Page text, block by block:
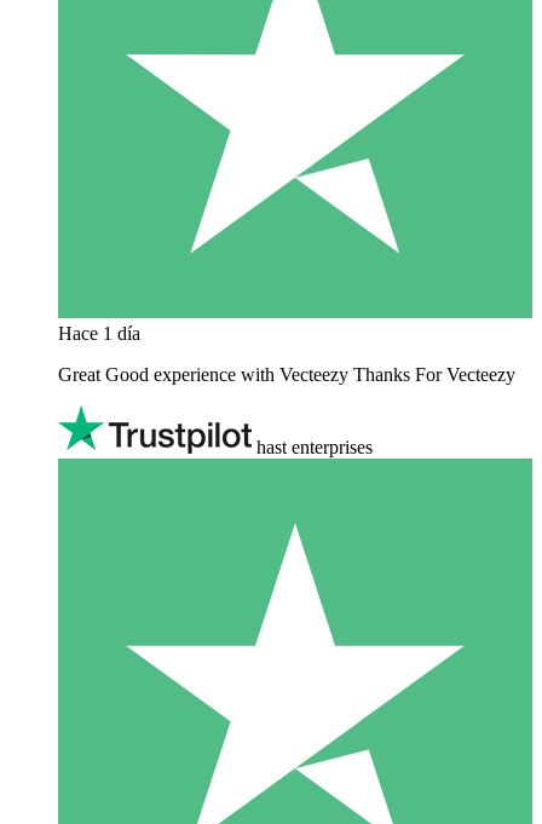
Hace 1 día
Great Good experience with Vecteezy Thanks For Vecteezy
hast enterprises